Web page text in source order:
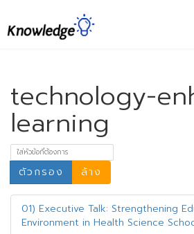
technology-
learning
ใส่หัวข้อที่ต้องการ
ตัวกรอง
ล้าง
01) Executive Talk: Strengthening
Environment in Health Science